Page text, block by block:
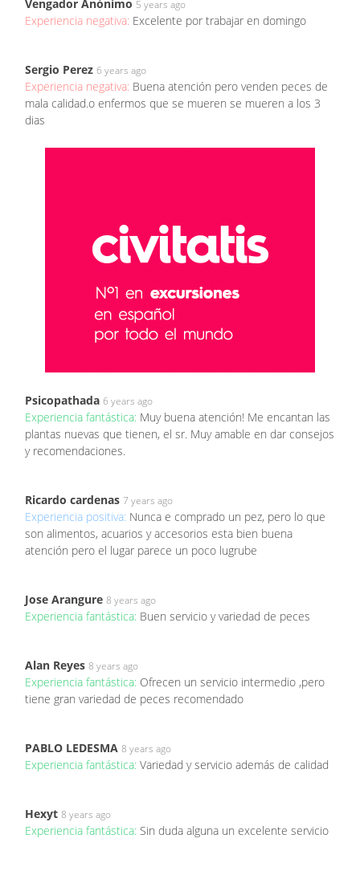
Vengador Anónimo 5 years ago
Experiencia negativa: Excelente por trabajar en domingo
Sergio Perez 6 years ago
Experiencia negativa: Buena atención pero venden peces de
mala calidad.o enfermos que se mueren se mueren a los 3
dias
Psicopathada 6 years ago
Experiencia fantástica: Muy buena atención! Me encantan las
plantas nuevas que tienen, el sr. Muy amable en dar consejos
y recomendaciones.
Ricardo cardenas 7 years ago
Experiencia positiva: Nunca e comprado un pez, pero lo que
son alimentos, acuarios y accesorios esta bien buena
atención pero el lugar parece un poco lugrube
Jose Arangure 8 years ago
Experiencia fantástica: Buen servicio y variedad de peces
Alan Reyes 8 years ago
Experiencia fantástica: Ofrecen un servicio intermedio ,pero
tiene gran variedad de peces recomendado
PABLO LEDESMA 8 years ago
Experiencia fantástica: Variedad y servicio además de calidad
Hexyt 8 years ago
Experiencia fantástica: Sin duda alguna un excelente servicio